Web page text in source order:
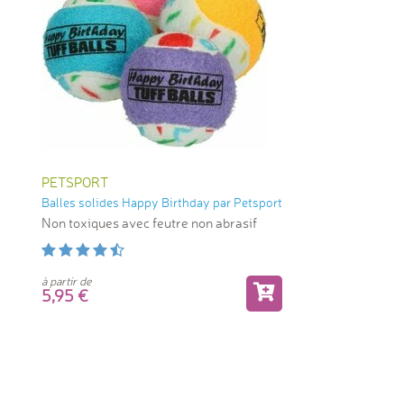
PETSPORT
Balles solides Happy Birthday par Petsport
Non toxiques avec feutre non abrasif
à partir de
5,95